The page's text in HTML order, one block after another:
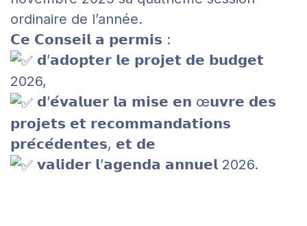
ordinaire de l’année.
𝗖𝗲 𝗖𝗼𝗻𝘀𝗲𝗶𝗹 𝗮 𝗽𝗲𝗿𝗺𝗶𝘀 :
𝗱’𝗮𝗱𝗼𝗽𝘁𝗲𝗿 𝗹𝗲 𝗽𝗿𝗼𝗷𝗲𝘁 𝗱𝗲 𝗯𝘂𝗱𝗴𝗲𝘁
2026,
𝗱’𝗲́𝘃𝗮𝗹𝘂𝗲𝗿 𝗹𝗮 𝗺𝗶𝘀𝗲 𝗲𝗻 œ𝘂𝘃𝗿𝗲 𝗱𝗲𝘀
𝗽𝗿𝗼𝗷𝗲𝘁𝘀 𝗲𝘁 𝗿𝗲𝗰𝗼𝗺𝗺𝗮𝗻𝗱𝗮𝘁𝗶𝗼𝗻𝘀
𝗽𝗿𝗲́𝗰𝗲́𝗱𝗲𝗻𝘁𝗲𝘀, 𝗲𝘁 𝗱𝗲
𝘃𝗮𝗹𝗶𝗱𝗲𝗿 𝗹’𝗮𝗴𝗲𝗻𝗱𝗮 𝗮𝗻𝗻𝘂𝗲𝗹 2026.